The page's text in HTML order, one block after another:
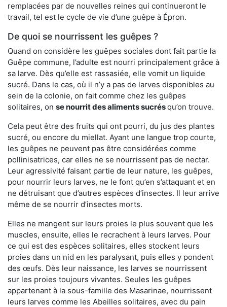
remplacées par de nouvelles reines qui continueront le
travail, tel est le cycle de vie d’une guêpe à Épron.
De quoi se nourrissent les guêpes ?
Quand on considère les guêpes sociales dont fait partie la
Guêpe commune, l’adulte est nourri principalement grâce à
sa larve. Dès qu’elle est rassasiée, elle vomit un liquide
sucré. Dans le cas, où il n’y a pas de larves disponibles au
sein de la colonie, on fait comme chez les guêpes
solitaires, on se nourrit des aliments sucrésqu’on trouve.
Cela peut être des fruits qui ont pourri, du jus des plantes
sucré, ou encore du miellat. Ayant une langue trop courte,
les guêpes ne peuvent pas être considérées comme
pollinisatrices, car elles ne se nourrissent pas de nectar.
Leur agressivité faisant partie de leur nature, les guêpes,
pour nourrir leurs larves, ne le font qu’en s’attaquant et en
ne détruisant que d’autres espèces d’insectes. Il leur arrive
même de se nourrir d’insectes morts.
Elles ne mangent sur leurs proies le plus souvent que les
muscles, ensuite, elles le recrachent à leurs larves. Pour
ce qui est des espèces solitaires, elles stockent leurs
proies dans un nid en les paralysant, puis elles y pondent
des œufs. Dès leur naissance, les larves se nourrissent
sur les proies toujours vivantes. Seules les guêpes
appartenant à la sous-famille des Masarinae, nourrissent
leurs larves comme les Abeilles solitaires, avec du pain